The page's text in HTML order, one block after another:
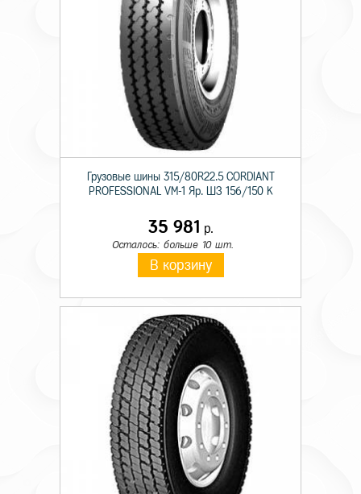
Грузовые шины 315/80R22.5 CORDIANT
PROFESSIONAL VM-1 Яр. ШЗ 156/150 K
35 981 р.
Осталось: больше 10 шт.
В корзину